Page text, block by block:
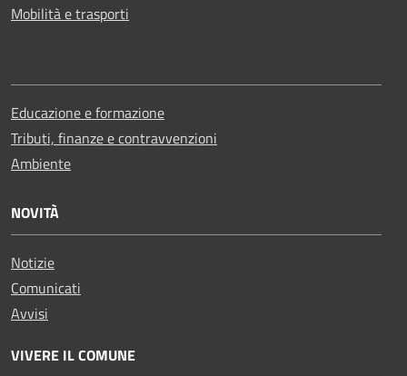
Mobilità e trasporti
Educazione e formazione
Tributi, finanze e contravvenzioni
Ambiente
NOVITÀ
Notizie
Comunicati
Avvisi
VIVERE IL COMUNE